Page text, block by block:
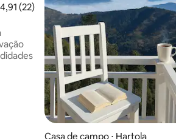
de uma avaliação média de 5, 22
4,91 (22)
Casa de campo ⋅ Hartola